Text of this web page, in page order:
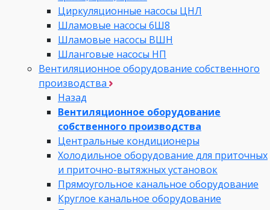
Циркуляционные насосы ЦНЛ
Шламовые насосы 6Ш8
Шламовые насосы ВШН
Шланговые насосы НП
Вентиляционное оборудование собственного
производства
Назад
Вентиляционное оборудование
собственного производства
Центральные кондиционеры
Холодильное оборудование для приточных
и приточно-вытяжных установок
Прямоугольное канальное оборудование
Круглое канальное оборудование